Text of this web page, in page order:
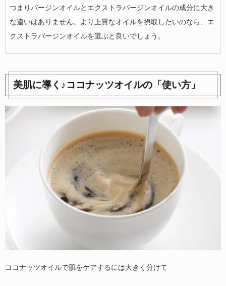
つまりバージンオイルとエクストラバージンオイルの成分に大き
な違いはありません。より上質なオイルを摂取したいのなら、エ
クストラバージンオイルを選ぶと良いでしょう。
美肌に導く♪ココナッツオイルの「使い方」
ココナッツオイルで肌をケアするには大きく分けて